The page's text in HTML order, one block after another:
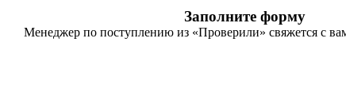
Заполните форму
Менеджер по поступлению из «Проверили» свяжется с